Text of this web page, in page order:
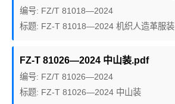
编号: FZ/T 81018—2024
标题: FZ-T 81018—2024 机织人造革服装
FZ-T 81026—2024 中山装.pdf
编号: FZ/T 81026—2024
标题: FZ-T 81026—2024 中山装